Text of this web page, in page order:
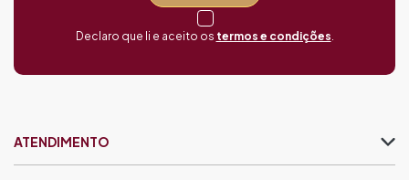
Declaro que li e aceito os termos e condições
ATENDIMENTO